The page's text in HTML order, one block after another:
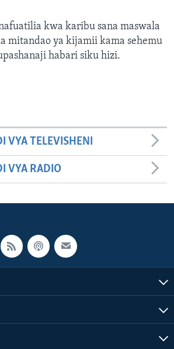
kwa karibu sana maswala
mitandao ya kijamii kama sehemu
habari siku hizi.
VYA TELEVISHENI
VYA RADIO